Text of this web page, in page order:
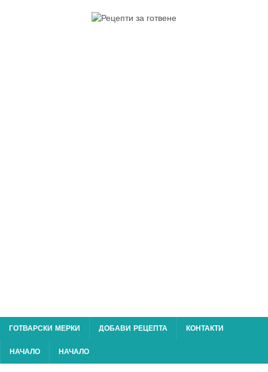
ГОТВАРСКИ МЕРКИ ДОБАВИ РЕЦЕПТА КОНТАКТИ
НАЧАЛО НАЧАЛО